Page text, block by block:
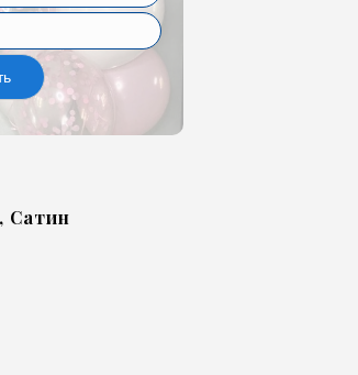
Сатин